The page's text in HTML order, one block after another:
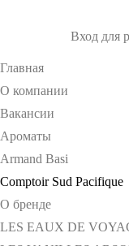
Вход для
Главная
О компании
Вакансии
Ароматы
Armand Basi
Comptoir Sud Pacifique
О бренде
LES EAUX DE